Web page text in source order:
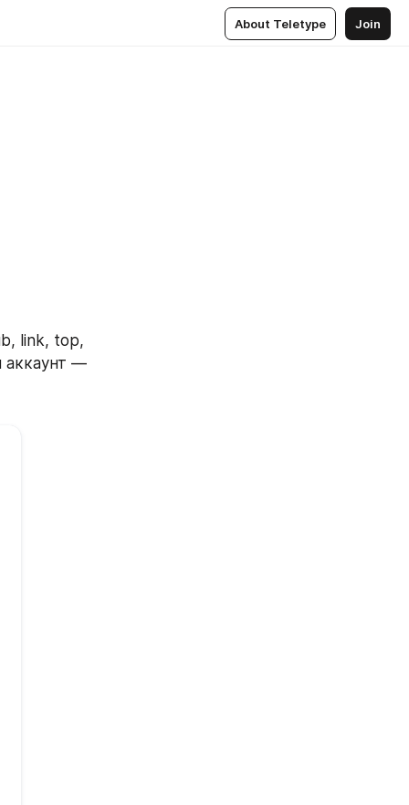
About Teletype Join
link, top,
аккаунт —